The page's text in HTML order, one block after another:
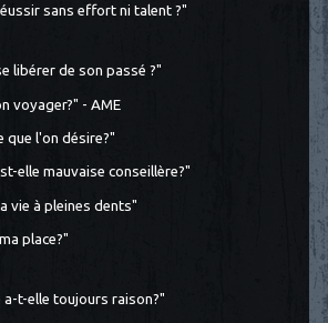
sans effort ni talent ?"
libérer de son passé ?"
voyager?" - AME
que l'on désire?"
elle mauvaise conseillère?"
vie à pleines dents"
place?"
a-t-elle toujours raison?"